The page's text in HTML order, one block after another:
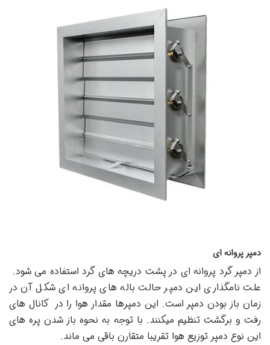
دمپر پروانه ای
از دمپر گرد پروانه ای در پشت دریچه های گرد استفاده می شود.
علت نامگذاری این دمپر حالت باله های پروانه ای شکل آن در
زمان باز بودن دمپر است. این دمپرها مقدار هوا را در کانال های
رفت و برگشت تنظیم میکنند. با توجه به نحوه باز شدن پره های
این نوع دمپر توزیع هوا تقریبا متقارن باقی می ماند.